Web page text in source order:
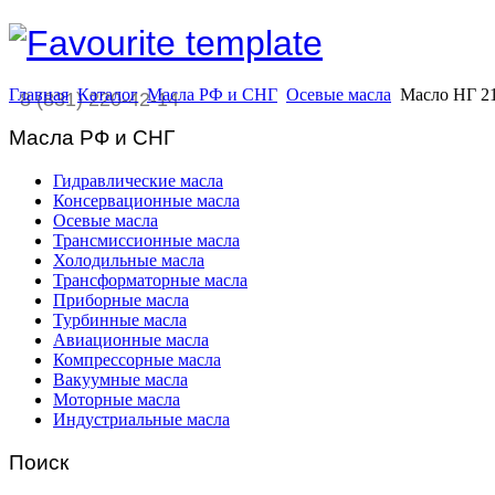
8 (831) 220-42-14
Главная Каталог Масла РФ и СНГ Осевые масла Масло НГ
Масла РФ и СНГ
Гидравлические масла
Консервационные масла
Осевые масла
Трансмиссионные масла
Холодильные масла
Трансформаторные масла
Приборные масла
Турбинные масла
Авиационные масла
Компрессорные масла
Вакуумные масла
Моторные масла
Индустриальные масла
Поиск